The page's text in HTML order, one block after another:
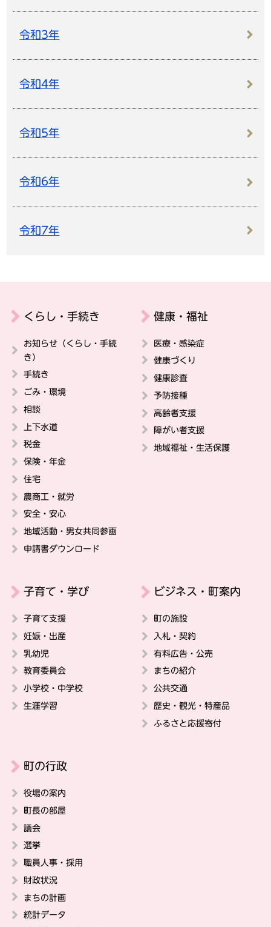
令和3年
令和4年
令和5年
令和6年
令和7年
くらし・手続き
お知らせ（くらし・手続
き）
手続き
ごみ・環境
相談
上下水道
税金
保険・年金
住宅
農商工・就労
安全・安心
地域活動・男女共同参画
申請書ダウンロード
健康・福祉
医療・感染症
健康づくり
健康診査
予防接種
高齢者支援
障がい者支援
地域福祉・生活保護
子育て・学び
子育て支援
妊娠・出産
乳幼児
教育委員会
小学校・中学校
生涯学習
ビジネス・町案内
町の施設
入札・契約
有料広告・公売
まちの紹介
公共交通
歴史・観光・特産品
ふるさと応援寄付
町の行政
役場の案内
町長の部屋
議会
選挙
職員人事・採用
財政状況
まちの計画
統計データ